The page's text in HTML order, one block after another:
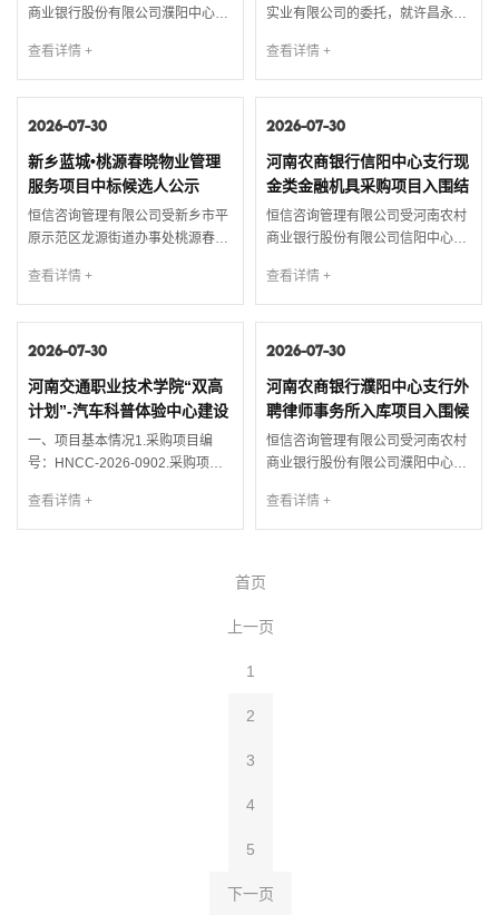
商业银行股份有限公司濮阳中心支
支行外聘律师事务所入库项目进行
国内公开招标，按规定程序进行了
开标、评标和定标，现将本次招标
的入围结果公示如下：1. 项目名称
商银行濮阳中心支行外聘律师事务
所入库项目1.2 招标编号：
【HXZB】2...
查看详情 +
实业有限公司的委托，就许昌永发
室及维修外包服务采购项目进行竞
争性磋商，按规定程序进行了磋
商、定标，现就本次磋商的成交结
果公布如下：1. 项目名称及项目编
限公司2026-2027年度配电室及维
修外包服务采购项目1.2 采...
查看详情 +
2026-07-30
新乡蓝城•桃源春晓物业管理
服务项目中标候选人公示
恒信咨询管理有限公司受新乡市平
原示范区龙源街道办事处桃源春晓
城•桃源春晓物业管理服务项目进行
公开招标，按规定程序进行了开
标、评标，现就本次招标的中标候
选人公布如下：1. 项目名称及编号
春晓物业管理服务项目1.2 招标编
号：【HXZB】202606772....
查看详情 +
2026-07-30
河南农商银行信阳中心支行现
金类金融机具采购项目入围结
果公示
恒信咨询管理有限公司受河南农村
商业银行股份有限公司信阳中心支
支行现金类金融机具采购项目进行
国内公开招标，按规定程序进行了
开标、评标和定标，现将本次招标
的入围结果公示如下：一、项目概
阳中心支行现金类金融机具采购项
目1.2 项目编号：【HXZB】
2026062...
查看详情 +
2026-07-30
河南交通职业技术学院“双高
计划”-汽车科普体验中心建设
（一期）-成交公告
一、项目基本情况1.采购项目编
号：HNCC-2026-0902.采购项目
计划”-汽车科普体验中心建设（一
期）3.采购方式：竞争性磋商4.采
查看详情 +
2026-07-30
河南农商银行濮阳中心支行外
聘律师事务所入库项目入围候
选人公示
恒信咨询管理有限公司受河南农村
商业银行股份有限公司濮阳中心支
心支行外聘律师事务所入库项目进
行公开招标，按规定程序进行了开
濮阳中心支行外聘律师事务所入库
查看详情 +
首页
上一页
1
2
3
4
5
下一页